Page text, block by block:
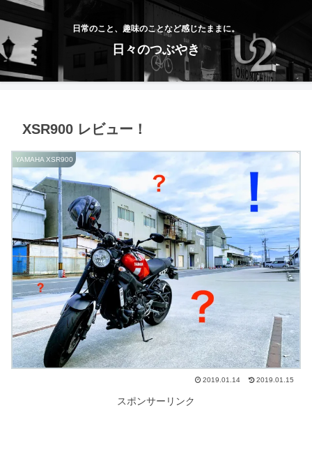
日常のこと、趣味のことなど感じたままに。
日々のつぶやき
XSR900 レビュー！
YAMAHA XSR900
2019.01.14 2019.01.15
スポンサーリンク